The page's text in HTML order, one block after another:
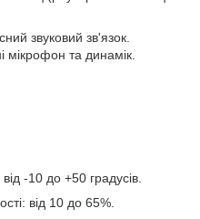
звуковий зв'язок.
та динамік.
-10 до +50 градусів.
від 10 до 65%.